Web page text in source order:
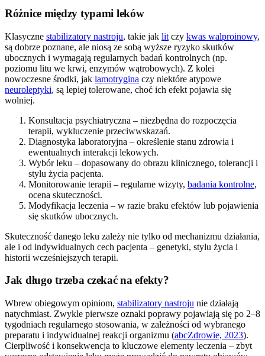
Różnice między typami leków
Klasyczne stabilizatory nastroju, takie jak lit czy kwas walproinowy,
są dobrze poznane, ale niosą ze sobą wyższe ryzyko skutków
ubocznych i wymagają regularnych badań kontrolnych (np.
poziomu litu we krwi, enzymów wątrobowych). Z kolei
nowoczesne środki, jak lamotrygina czy niektóre atypowe
neuroleptyki, są lepiej tolerowane, choć ich efekt pojawia się
wolniej.
Konsultacja psychiatryczna – niezbędna do rozpoczęcia
terapii, wykluczenie przeciwwskazań.
Diagnostyka laboratoryjna – określenie stanu zdrowia i
ewentualnych interakcji lekowych.
Wybór leku – dopasowany do obrazu klinicznego, tolerancji i
stylu życia pacjenta.
Monitorowanie terapii – regularne wizyty, badania kontrolne,
ocena skuteczności.
Modyfikacja leczenia – w razie braku efektów lub pojawienia
się skutków ubocznych.
Skuteczność danego leku zależy nie tylko od mechanizmu działania,
ale i od indywidualnych cech pacjenta – genetyki, stylu życia i
historii wcześniejszych terapii.
Jak długo trzeba czekać na efekty?
Wbrew obiegowym opiniom, stabilizatory nastroju nie działają
natychmiast. Zwykle pierwsze oznaki poprawy pojawiają się po 2–8
tygodniach regularnego stosowania, w zależności od wybranego
preparatu i indywidualnej reakcji organizmu (abcZdrowie, 2023).
Cierpliwość i konsekwencja to kluczowe elementy leczenia – zbyt